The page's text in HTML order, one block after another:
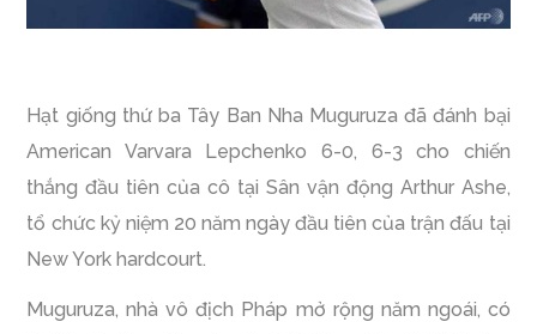
Hạt giống thứ ba Tây Ban Nha Muguruza đã đánh bại
American Varvara Lepchenko 6-0, 6-3 cho chiến
thắng đầu tiên của cô tại Sân vận động Arthur Ashe,
tổ chức kỷ niệm 20 năm ngày đầu tiên của trận đấu tại
New York hardcourt.
Muguruza, nhà vô địch Pháp mở rộng năm ngoái, có